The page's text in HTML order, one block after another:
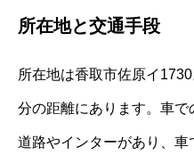
所在地と交通手段
所在地は香取市佐原イ
分の距離にあります。車
道路やインターがあり、